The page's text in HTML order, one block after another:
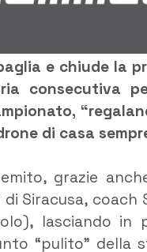
e chiude la
consecutiva
di casa
grazie
di Siracusa,
lasciando in
“pulito” della